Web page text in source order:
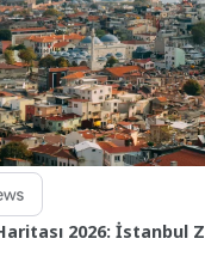
2026: İstanbul